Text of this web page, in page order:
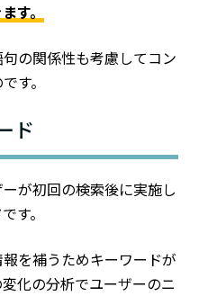
す。
の関係性も考慮してコン
す。
ド
が初回の検索後に実施し
す。
を補うためキーワードが
化の分析でユーザーのニ